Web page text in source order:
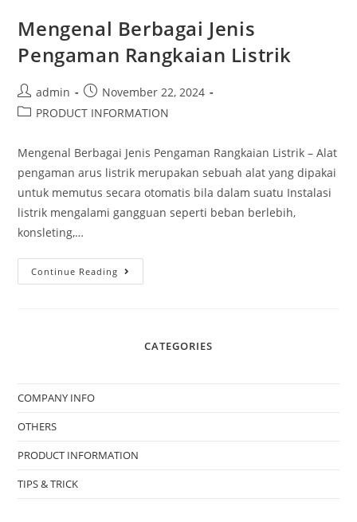
Mengenal Berbagai Jenis
Pengaman Rangkaian Listrik
admin
November 22, 2024
PRODUCT INFORMATION
Mengenal Berbagai Jenis Pengaman Rangkaian Listrik – Alat
pengaman arus listrik merupakan sebuah alat yang dipakai
untuk memutus secara otomatis bila dalam suatu Instalasi
listrik mengalami gangguan seperti beban berlebih,
konsleting,…
Continue Reading
CATEGORIES
COMPANY INFO
OTHERS
PRODUCT INFORMATION
TIPS & TRICK